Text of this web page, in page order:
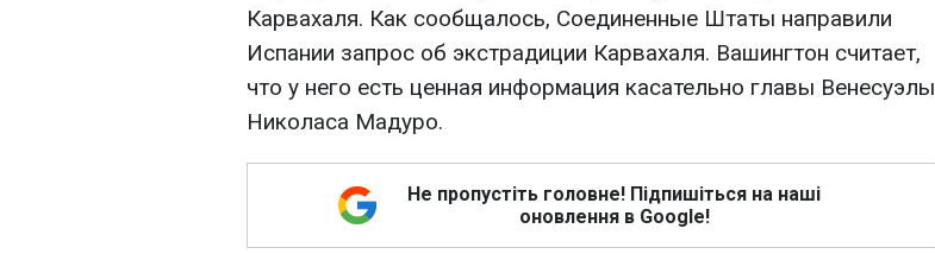
Карвахаля. Как сообщалось, Соединенные Штаты направили
Испании запрос об экстрадиции Карвахаля. Вашингтон считает,
что у него есть ценная информация касательно главы Венесуэлы
Николаса Мадуро.
Не пропустіть головне! Підпишіться на наші
оновлення в Google!